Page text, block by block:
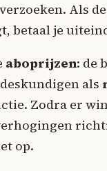
Als
betaal je
aboprijzen: de
als
Zodra er
op.